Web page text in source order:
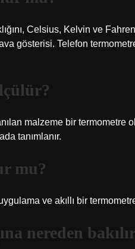
Celsius, Kelvin ve
gösterisi. Telefon
malzeme bir termometre
tanımlanır.
mu?
ve akıllı bir
nereden